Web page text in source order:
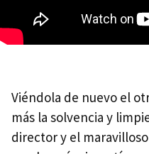
Viéndola de nuevo el
más la solvencia y
director y el